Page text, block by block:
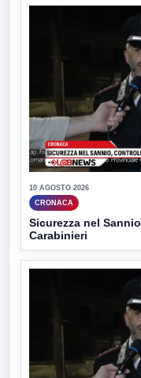
10 AGOSTO 2026
CRONACA
Sicurezza nel
Carabinieri